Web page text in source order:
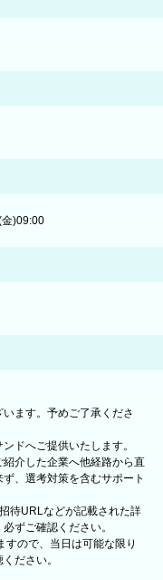
)09:00
ます。予めご了承くださ
ドへご提供いたします。
紹介した企業へ他経路から直
、選考対策を含むサポート
待URLなどが記載された詳
ずご確認ください。
すので、当日は可能な限り
ださい。